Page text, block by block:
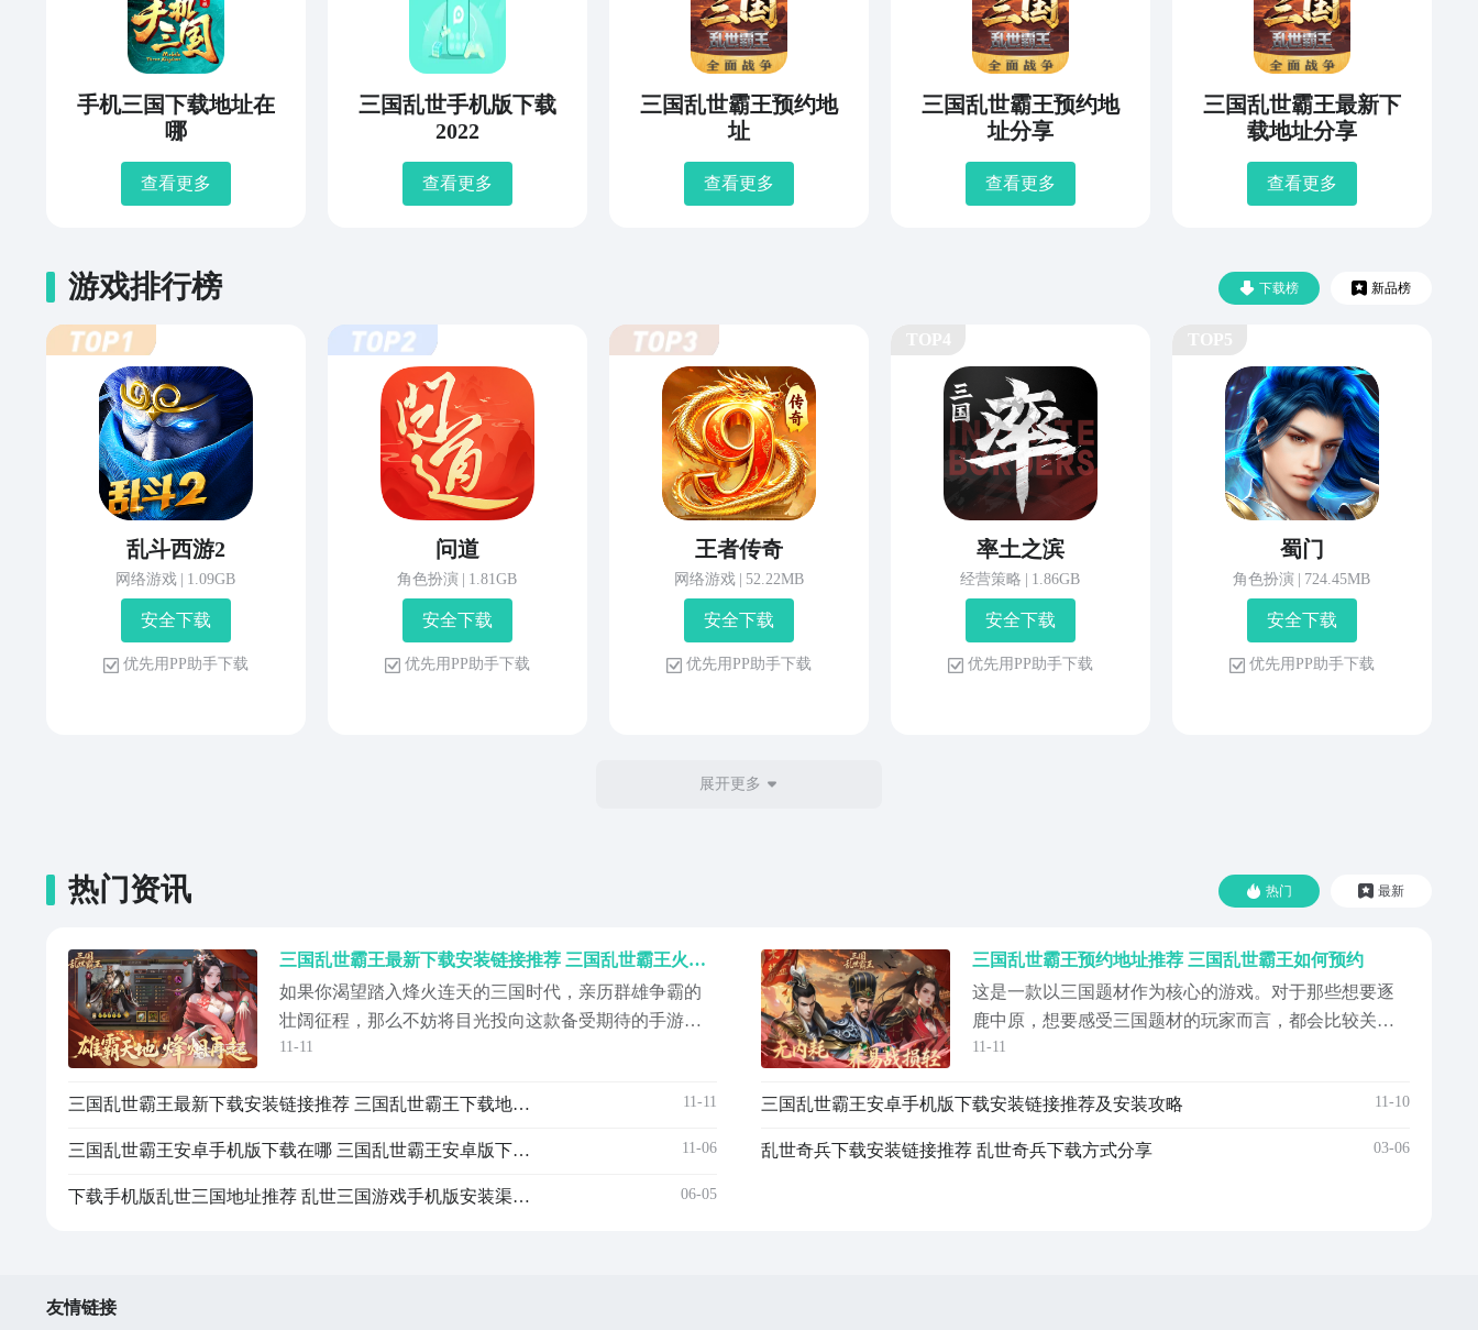
手机三国下载地址在
哪
查看更多
三国乱世手机版下载
2022
查看更多
三国乱世霸王预约地
址
查看更多
三国乱世霸王预约地
址分享
查看更多
三国乱世霸王最新下
载地址分享
查看更多
下载榜 新品榜
游戏排行榜
乱斗西游2
网络游戏 1.09GB
安 全 下 载
优 先 用 P P 助 手 下 载
问道
角色扮演 1.81GB
安 全 下 载
优 先 用 P P 助 手 下 载
王者传奇
网络游戏 52.22MB
安 全 下 载
优 先 用 P P 助 手 下 载
率土之滨
经营策略 1.86GB
安 全 下 载
优 先 用 P P 助 手 下 载
蜀门
角色扮演 724.45MB
安 全 下 载
优 先 用 P P 助 手 下 载
展开更多
热门 最新
热门资讯
三国乱世霸王最新下载安装链接推荐 三国乱世霸王火爆的下载链接分享
如果你渴望踏入烽火连天的三国时代，亲历群雄争霸的
壮阔征程，那么不妨将目光投向这款备受期待的手游。
它以高度还原的历史氛围和深度策略玩法吸引了大量玩
下载地址。只需点击下方专属链接，即可快速获取游戏
三国乱世霸
11-11
三国乱世霸王最新下载安装链接推荐 三国乱世霸王下载地址链接 11-11
三国乱世霸王安卓手机版下载在哪 三国乱世霸王安卓版下载安装链接推荐 11-06
下载手机版乱世三国地址推荐 乱世三国游戏手机版安装渠道分享 06-05
三国乱世霸王预约地址推荐 三国乱世霸王如何预约
这是一款以三国题材作为核心的游戏。对于那些想要逐
鹿中原，想要感受三国题材的玩家而言，都会比较关注
这款游戏。所以今天就为大家分享一下三国乱世霸王预
那就不要错过接下来的这一些内容。《三国乱世霸王》
#《《《《《预约游戏...
11-11
三国乱世霸王安卓手机版下载安装链接推荐及安装攻略 11-10
乱世奇兵下载安装链接推荐 乱世奇兵下载方式分享 03-06
友情链接